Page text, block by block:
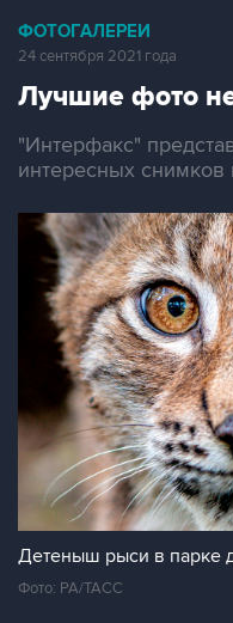
ФОТОГАЛЕРЕИ
24 сентября 2021 года
Лучшие фото
"Интерфакс"
интересных снимков
Детеныш рыси в парке
Фото: PA/ТАСС